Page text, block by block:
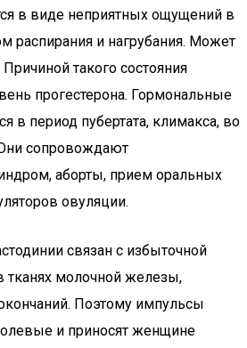
в виде неприятных ощущений в
распирания и нагрубания. Может
такого состояния
прогестерона. Гормональные
в период пубертата, климакса, во
сопровождают
аборты, прием оральных
овуляции.
связан с избыточной
тканях молочной железы,
Поэтому импульсы
и приносят женщине